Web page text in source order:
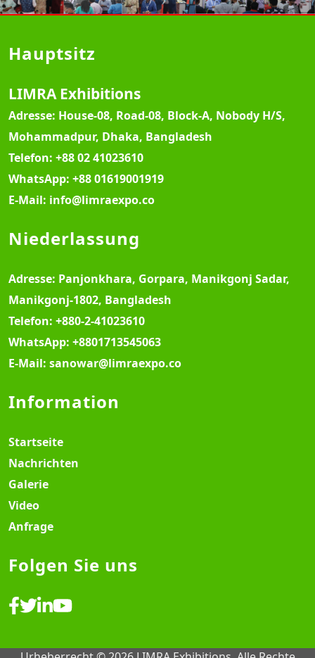
Hauptsitz
LIMRA Exhibitions
Adresse: House-08, Road-08, Block-A, Nobody H/S,
Mohammadpur, Dhaka, Bangladesh
Telefon: +88 02 41023610
WhatsApp: +88 01619001919
E-Mail: info@limraexpo.co
Niederlassung
Adresse: Panjonkhara, Gorpara, Manikgonj Sadar,
Manikgonj-1802, Bangladesh
Telefon: +880-2-41023610
WhatsApp: +8801713545063
E-Mail: sanowar@limraexpo.co
Information
Startseite
Nachrichten
Galerie
Video
Anfrage
Folgen Sie uns